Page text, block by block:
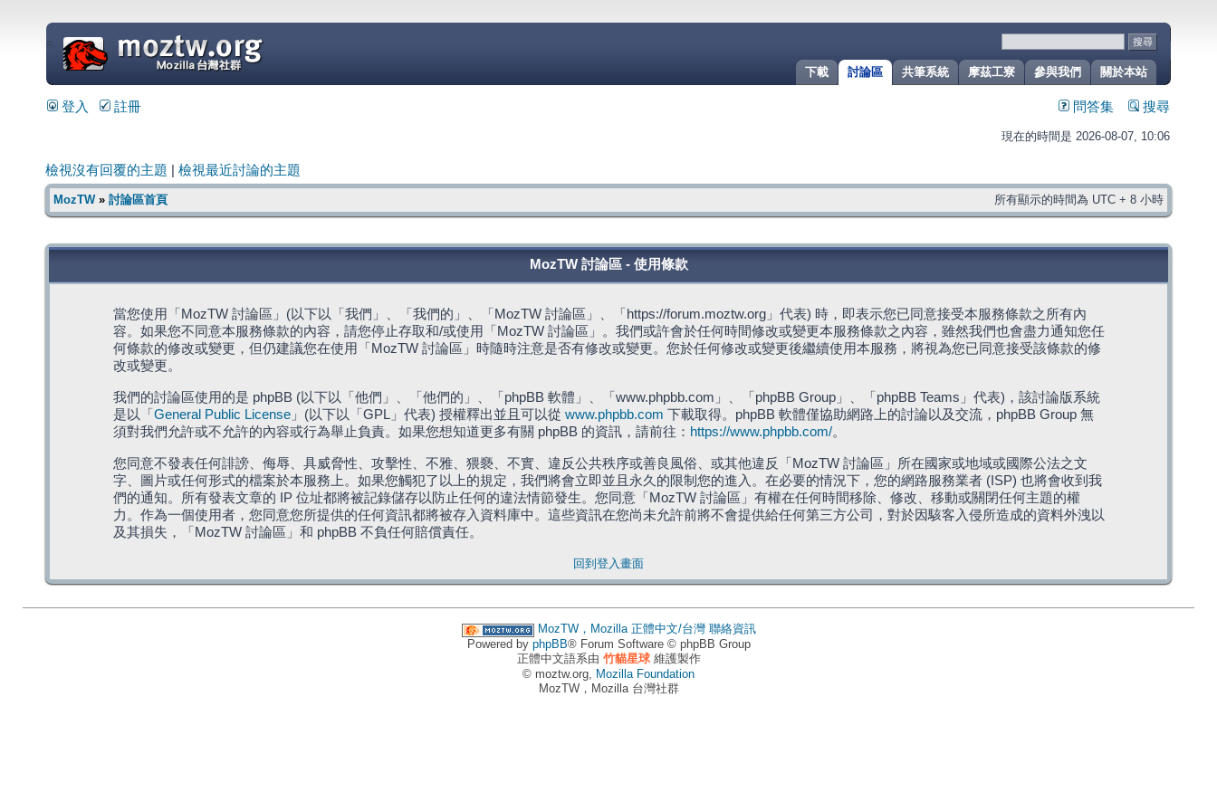
關於本站
參與我們
摩茲工寮
共筆系統
討論區
下載
=
登入 註冊 問答集 搜尋
現在的時間是 2026-08-07, 10:06
檢視沒有回覆的主題 檢視最近討論的主題
MozTW» 討論區首頁 所有顯示的時間為 UTC + 8 小時
MozTW 討論區 - 使用條款
當您使用「MozTW 討論區」(以下以「我們」、「我們的」、「MozTW 討論區」、「https://forum.moztw.org」代表) 時，即表示您已同意接受本服務條款之所有內
容。如果您不同意本服務條款的內容，請您停止存取和/或使用「MozTW 討論區」。我們或許會於任何時間修改或變更本服務條款之內容，雖然我們也會盡力通知您任
何條款的修改或變更，但仍建議您在使用「MozTW 討論區」時隨時注意是否有修改或變更。您於任何修改或變更後繼續使用本服務，將視為您已同意接受該條款的修
改或變更。
我們的討論區使用的是 phpBB (以下以「他們」、「他們的」、「phpBB 軟體」、「www.phpbb.com」、「phpBB Group」、「phpBB Teams」代表)，該討論版系統
是以「 General Public License」(以下以「GPL」代表) 授權釋出並且可以從 www.phpbb.com 下載取得。phpBB 軟體僅協助網路上的討論以及交流，phpBB Group 無
須對我們允許或不允許的內容或行為舉止負責。如果您想知道更多有關 phpBB 的資訊，請前往： https://www.phpbb.com/。
您同意不發表任何誹謗、侮辱、具威脅性、攻擊性、不雅、猥褻、不實、違反公共秩序或善良風俗、或其他違反「MozTW 討論區」所在國家或地域或國際公法之文
字、圖片或任何形式的檔案於本服務上。如果您觸犯了以上的規定，我們將會立即並且永久的限制您的進入。在必要的情況下，您的網路服務業者 (ISP) 也將會收到我
們的通知。所有發表文章的 IP 位址都將被記錄儲存以防止任何的違法情節發生。您同意「MozTW 討論區」有權在任何時間移除、修改、移動或關閉任何主題的權
力。作為一個使用者，您同意您所提供的任何資訊都將被存入資料庫中。這些資訊在您尚未允許前將不會提供給任何第三方公司，對於因駭客入侵所造成的資料外洩以
及其損失，「MozTW 討論區」和 phpBB 不負任何賠償責任。
回到登入畫面
MozTW，Mozilla 正體中文/台灣 聯絡資訊
Powered by phpBB® Forum Software © phpBB Group
正體中文語系由 竹貓星球維護製作
© moztw.org, Mozilla Foundation
MozTW，Mozilla 台灣社群